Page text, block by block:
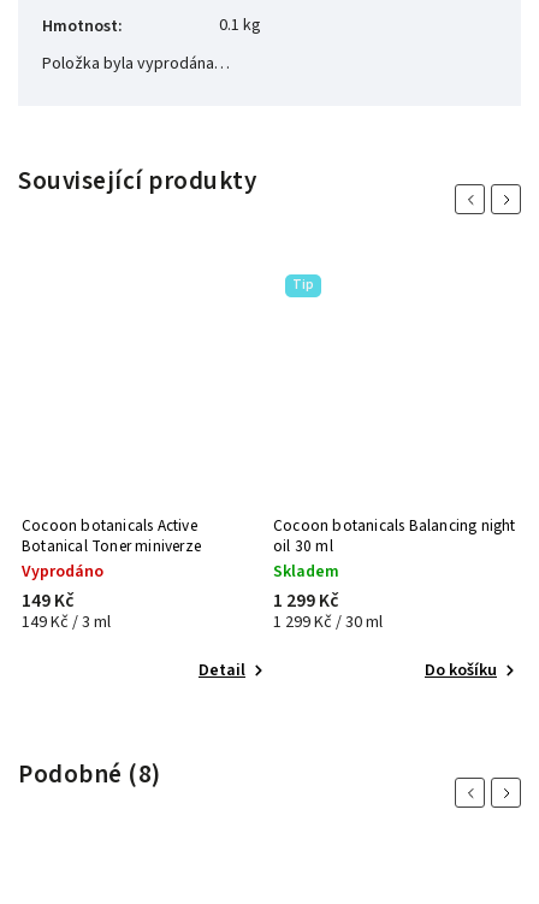
Hmotnost:
0.1 kg
Položka byla vyprodána…
Související produkty
Previous
Cocoon botanicals Active
Botanical Toner miniverze
Vyprodáno
149 Kč
149 Kč / 3 ml
Detail
Tip
Cocoon botanicals Balancing night
oil 30 ml
Skladem
1 299 Kč
1 299 Kč / 30 ml
Do košíku
Next
Podobné (8)
PreviousNext